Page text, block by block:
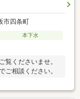
市四条町
本下水
覧くださいませ。
ご相談ください。